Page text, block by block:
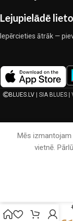
Lejupielādē
Iepērcieties ātrāk —
BLUES.LV| SIA BLUES |
Mēs
vietnē.
sega